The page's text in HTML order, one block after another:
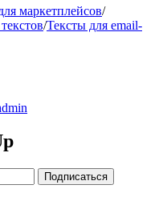
маркетплейсов/
/Тексты для email-
Подписаться